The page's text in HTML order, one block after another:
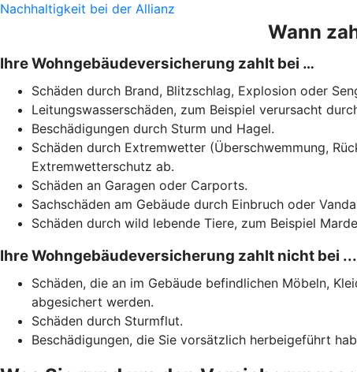
Nachhaltigkeit bei der Allianz
Wann
Ihre Wohngebäudeversicherung zahlt bei …
Schäden durch Brand, Blitzschlag, Explosion oder
Leitungswasserschäden, zum Beispiel verursacht
Beschädigungen durch Sturm und Hagel.
Schäden durch Extremwetter (Überschwemmung,
Extremwetterschutz ab.
Schäden an Garagen oder Carports.
Sachschäden am Gebäude durch Einbruch oder
Schäden durch wild lebende Tiere, zum Beispiel
Ihre Wohngebäudeversicherung zahlt nicht bei ...
Schäden, die an im Gebäude befindlichen Möbeln,
abgesichert werden.
Schäden durch Sturmflut.
Beschädigungen, die Sie vorsätzlich herbeigeführt